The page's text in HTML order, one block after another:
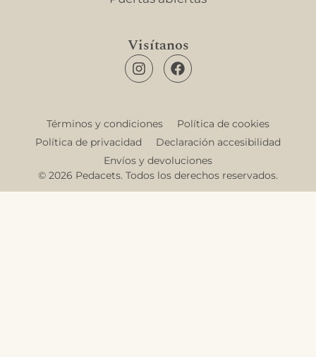
Visítanos
© 2026 Pedacets. Todos los derechos reservados.
Términos y condiciones
Política de cookies
Política de privacidad
Declaración accesibilidad
Envíos y devoluciones